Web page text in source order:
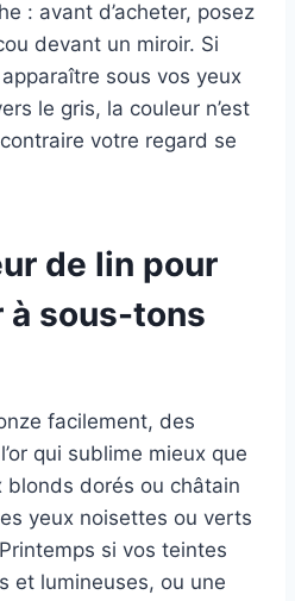
: avant d’acheter, posez
devant un miroir. Si
sous vos yeux
le gris, la couleur n’est
votre regard se
de lin pour
à sous-tons
facilement, des
qui sublime mieux que
blonds dorés ou châtain
yeux noisettes ou verts
si vos teintes
et lumineuses, ou une